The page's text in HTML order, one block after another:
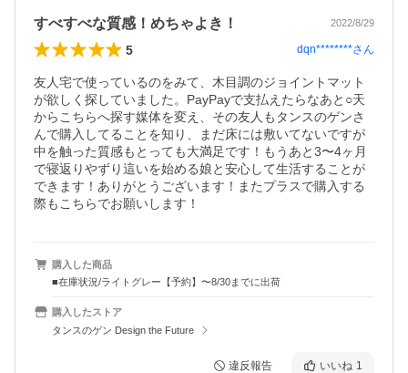
すべすべな質感！めちゃよき！ 2022/8/29
5 dqn********さん
友人宅で使っているのをみて、木目調のジョイントマット
が欲しく探していました。PayPayで支払えたらなあと○天
からこちらへ探す媒体を変え、その友人もタンスのゲンさ
んで購入してることを知り、まだ床には敷いてないですが
中を触った質感もとっても大満足です！もうあと3〜4ヶ月
で寝返りやずり這いを始める娘と安心して生活することが
できます！ありがとうございます！またプラスで購入する
際もこちらでお願いします！
購入した商品
■在庫状況/ライトグレー【予約】〜8/30までに出荷
購入したストア
タンスのゲン Design the Future
違反報告 いいね 1